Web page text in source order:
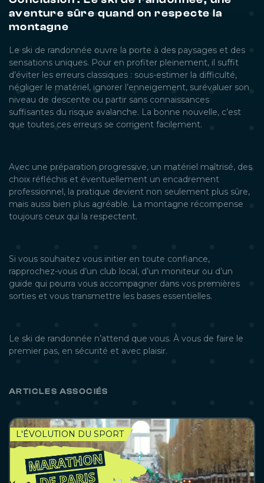
aventure sûre quand on respecte la
montagne
Le ski de randonnée ouvre la porte à des paysages et des
sensations uniques. Pour en profiter pleinement, il suffit
d’éviter les erreurs classiques : sous-estimer la difficulté,
négliger le matériel, ignorer l’enneigement, surévaluer son
niveau de descente ou partir sans connaissances
suffisantes du risque avalanche. La bonne nouvelle, c’est
que toutes ces erreurs se corrigent facilement.
Avec une préparation progressive, un matériel maîtrisé, des
choix réfléchis et éventuellement un encadrement
professionnel, la pratique devient non seulement plus sûre,
mais aussi bien plus agréable. La montagne récompense
toujours ceux qui la respectent.
Si vous souhaitez vous initier en toute confiance,
rapprochez-vous d’un club local, d’un moniteur ou d’un
guide qui pourra vous accompagner dans vos premières
sorties et vous transmettre les bases essentielles.
Le ski de randonnée n’attend que vous. À vous de faire le
premier pas, en sécurité et avec plaisir.
ARTICLES ASSOCIÉS
L'ÉVOLUTION DU SPORT